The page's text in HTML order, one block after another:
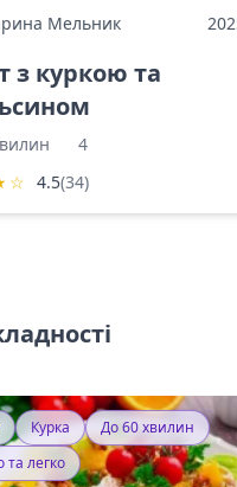
Мельник
з куркою та
4
☆ 4.5(34)
Курка
До 60 хвилин
легко